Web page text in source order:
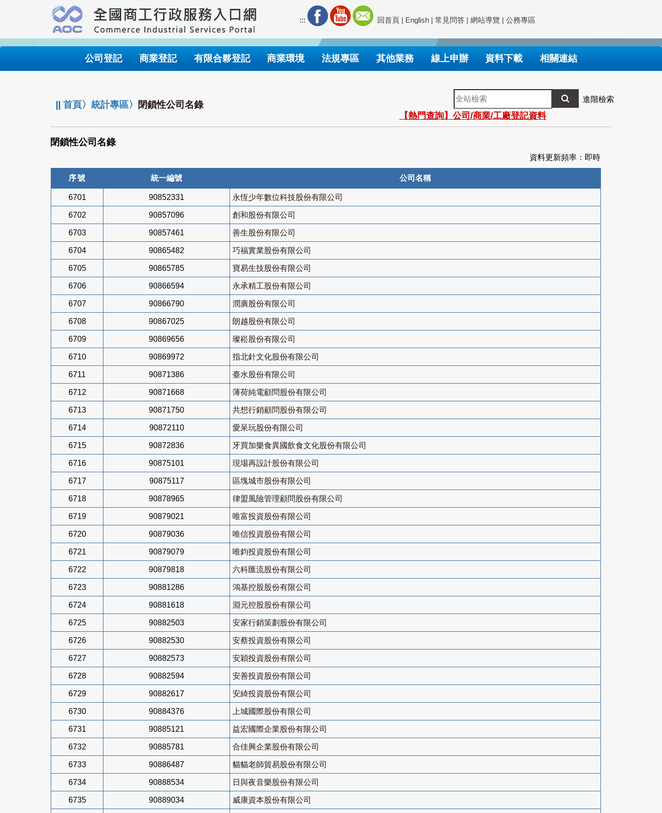
要
內
::: 回首頁 | English | 常見問答 | 網站導覽 | 公務專區
公司登記 商業登記 有限合夥登記 商業環境 法規專區 其他業務 線上申辦 資料下載 相關連結
||首頁〉統計專區〉 閉鎖性公司名錄
全
站
檢
索
進階檢索
【熱門查詢】公司/商業/工廠登記資料
閉鎖性公司名錄
資料更新頻率：即時
序號 統一編號 公司名稱
6701 90852331 永恆少年數位科技股份有限公司
6702 90857096 創和股份有限公司
6703 90857461 善生股份有限公司
6704 90865482 巧福實業股份有限公司
6705 90865785 寶易生技股份有限公司
6706 90866594 永承精工股份有限公司
6707 90866790 潤廣股份有限公司
6708 90867025 朗越股份有限公司
6709 90869656 璨崧股份有限公司
6710 90869972 指北針文化股份有限公司
6711 90871386 臺水股份有限公司
6712 90871668 薄荷純電顧問股份有限公司
6713 90871750 共想行銷顧問股份有限公司
6714 90872110 愛呆玩股份有限公司
6715 90872836 牙買加樂食異國飲食文化股份有限公司
6716 90875101 現場再設計股份有限公司
6717 90875117 區塊城市股份有限公司
6718 90878965 律盟風險管理顧問股份有限公司
6719 90879021 唯富投資股份有限公司
6720 90879036 唯信投資股份有限公司
6721 90879079 唯鈞投資股份有限公司
6722 90879818 六科匯流股份有限公司
6723 90881286 鴻基控股股份有限公司
6724 90881618 淵元控股股份有限公司
6725 90882503 安家行銷策劃股份有限公司
6726 90882530 安蔡投資股份有限公司
6727 90882573 安穎投資股份有限公司
6728 90882594 安善投資股份有限公司
6729 90882617 安綺投資股份有限公司
6730 90884376 上城國際股份有限公司
6731 90885121 益宏國際企業股份有限公司
6732 90885781 合佳興企業股份有限公司
6733 90886487 貓貓老師貿易股份有限公司
6734 90888534 日與夜音樂股份有限公司
6735 90889034 威康資本股份有限公司